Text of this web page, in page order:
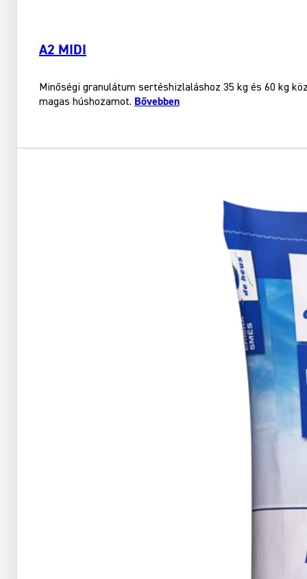
A2 MIDI
Minőségi granulátum sertéshizlaláshoz 35 kg és 60 kg
magas húshozamot. Bővebben